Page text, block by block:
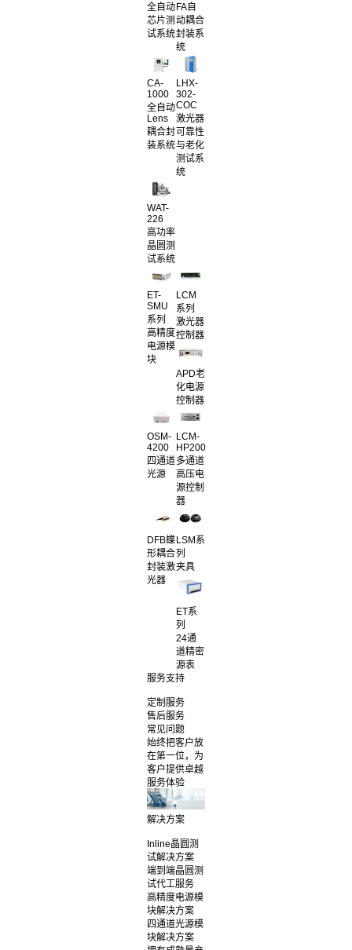
全自动
芯片测
试系统
FA自
动耦合
封装系
统
CA-
1000
全自动
Lens
耦合封
装系统
LHX-
302-
COC
激光器
可靠性
与老化
测试系
统
WAT-
226
高功率
晶圆测
试系统
ET-
SMU
系列
高精度
电源模
块
LCM
系列
激光器
控制器
APD老
化电源
控制器
OSM-
4200
四通道
光源
LCM-
HP200
多通道
高压电
源控制
器
DFB蝶
形耦合
封装激
光器
LSM系
列
夹具
ET系
列
24通
道精密
源表
服务支持
定制服务
售后服务
常见问题
始终把客户放
在第一位，为
客户提供卓越
服务体验
解决方案
Inline晶圆测
试解决方案
端到端晶圆测
试代工服务
高精度电源模
块解决方案
四通道光源模
块解决方案